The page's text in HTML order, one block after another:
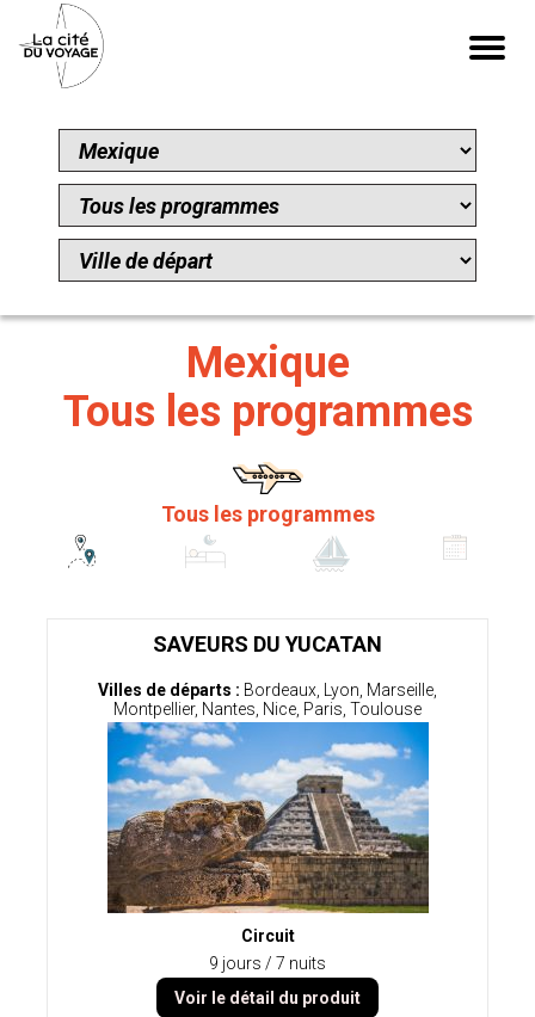
Mexique
Tous les programmes
Tous les programmes
SAVEURS DU YUCATAN
Villes de départs : Bordeaux, Lyon, Marseille,
Montpellier, Nantes, Nice, Paris, Toulouse
Circuit
9 jours / 7 nuits
Voir le détail du produit